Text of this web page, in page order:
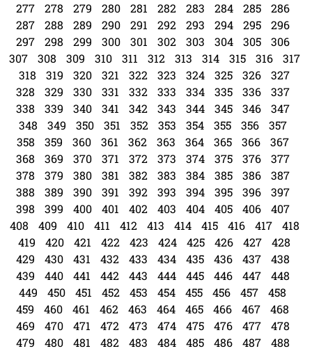
277
278 279 280 281 282 283 284 285
286
287
288 289 290 291 292 293 294 295
296
297
298 299 300 301 302 303 304 305
306
307
308 309 310 311 312 313 314 315 316
317
318
319 320 321 322 323 324 325 326
327
328
329 330 331 332 333 334 335 336
337
338
339 340 341 342 343 344 345 346
347
348
349 350 351 352 353 354 355 356
357
358
359 360 361 362 363 364 365 366
367
368
369 370 371 372 373 374 375 376
377
378
379 380 381 382 383 384 385 386
387
388
389 390 391 392 393 394 395 396
397
398
399 400 401 402 403 404 405 406
407
408
409 410 411 412 413 414 415 416 417
418
419
420 421 422 423 424 425 426 427
428
429
430 431 432 433 434 435 436 437
438
439
440 441 442 443 444 445 446 447
448
449
450 451 452 453 454 455 456 457
458
459
460 461 462 463 464 465 466 467
468
469
470 471 472 473 474 475 476 477
478
479
480 481 482 483 484 485 486 487
488